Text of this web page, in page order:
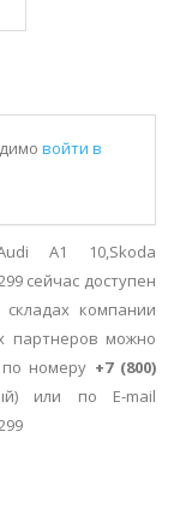
войти в
A1 10,Skoda
сейчас доступен
компании
партнеров можно
номеру +7 (800)
или по E-mail